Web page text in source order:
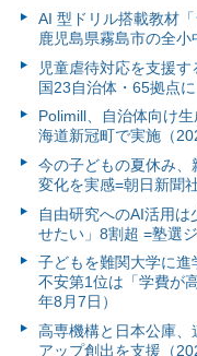
AI 型ドリル搭載教材
鹿児島県霧島市の全小
児童虐待対応を支援
国23自治体・65拠点
Polimill、自治体向け
海道新冠町で実施（
今の子どもの夏休み
変化を実感=朝日新聞
自由研究へのAI活用
せたい」8割超 =塾選
子どもを難関大学に
不安第1位は「学費が
年8月7日）
高専機構と日本公庫、
アップ創出を支援（